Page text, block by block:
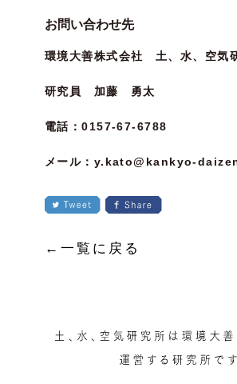
お問い合わせ先
環境大善株式会社 土、水、空気
研究員 加藤 勇太
電話：0157-67-6788
メール：y.kato@kankyo-
←一覧に戻る